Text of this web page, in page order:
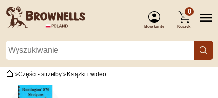
Moje konto
0
Koszyk
Części - strzelby Książki i wideo